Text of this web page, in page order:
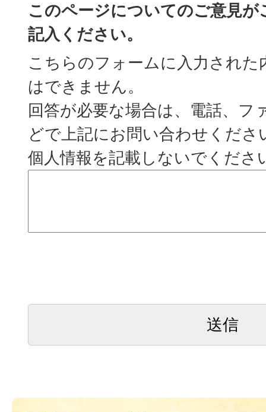
このページについてのご意見
記入ください。
こちらのフォームに入力された
はできません。
回答が必要な場合は、電話、フ
どで上記にお問い合わせくださ
個人情報を記載しないでくださ